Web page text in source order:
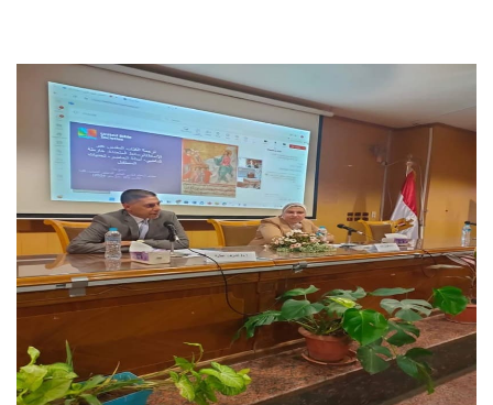
هيئة التدريس
الدراسات العليا
الخريجين
الموظفون
سجل الان